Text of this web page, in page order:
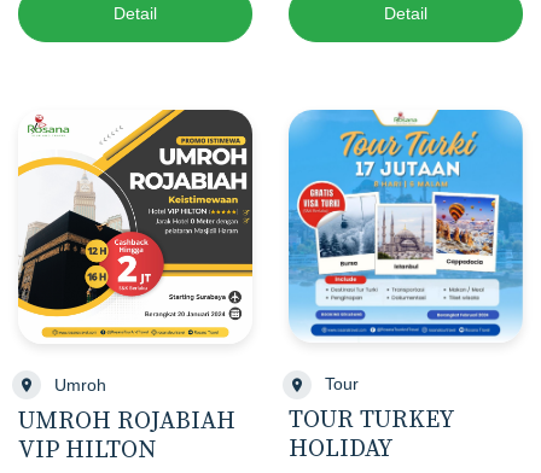
Detail Detail
Umroh
UMROH ROJABIAH
VIP HILTON
Tour
TOUR TURKEY
HOLIDAY